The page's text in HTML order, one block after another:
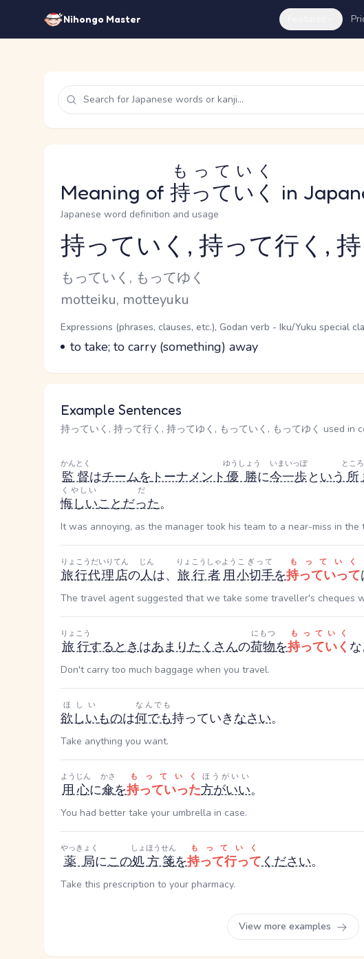
Nihongo Master
Meaning of 持っていく
もっていく
in
Japanese word definition and usage
Reading and JLPT level
持っていく, 持って行く,
Kana Reading
もっていく, もってゆく
Romaji
motteiku, motteyuku
Word Senses
Parts of speech
Expressions (phrases, clauses, etc.), Godan verb - Iku/Yuku special
Meaning
to take; to carry (something) away
Example Sentences
持っていく, 持って行く, 持ってゆく, もっていく, もってゆく used in
監督
かんとく
はチームをトーナメント優勝
ゆうしょう
に今一歩
いまいっぽ
という所
ところ
悔しい
くやしい
ことだった
だ
。
It was annoying, as the manager took his team to a near-miss in the
旅行代理店
りょこうだいりてん
の人
じん
は、 旅行者
りょこうしゃ
用
よう
小切手
こぎって
を持っていって
もっていく
The travel agent suggested that we take some traveller's cheques
旅行
りょこう
するときはあまりたくさんの荷物
にもつ
を持っていく
もっていく
な
Don't carry too much baggage when you travel.
欲しい
ほしい
ものは何でも
なんでも
持っていきなさい。
Take anything you want.
用心
ようじん
に傘
かさ
を持っていった
もっていく
方がいい
ほうがいい
。
You had better take your umbrella in case.
薬局
やっきょく
にこの処方箋
しょほうせん
を持って行って
もっていく
ください。
Take this prescription to your pharmacy.
View more examples